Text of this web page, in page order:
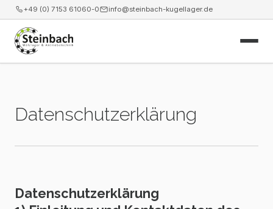
+49 (0) 7153 61060-0 info@steinbach-kugellager.de
Produkte
Leistungen
Datenschutzerklärung
Datenschutzerklärung